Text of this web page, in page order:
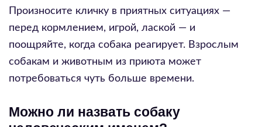
Произносите кличку в приятных ситуациях —
перед кормлением, игрой, лаской — и
поощряйте, когда собака реагирует. Взрослым
собакам и животным из приюта может
потребоваться чуть больше времени.
Можно ли назвать собаку